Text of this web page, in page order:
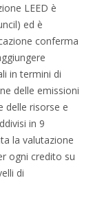
LEED è
ed è
conferma
in termini di
delle emissioni
delle risorse e
in 9
la valutazione
ogni credito su
di